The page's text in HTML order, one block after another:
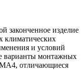
законченное изделие
климатических
и условий
варианты монтажных
отличающиеся